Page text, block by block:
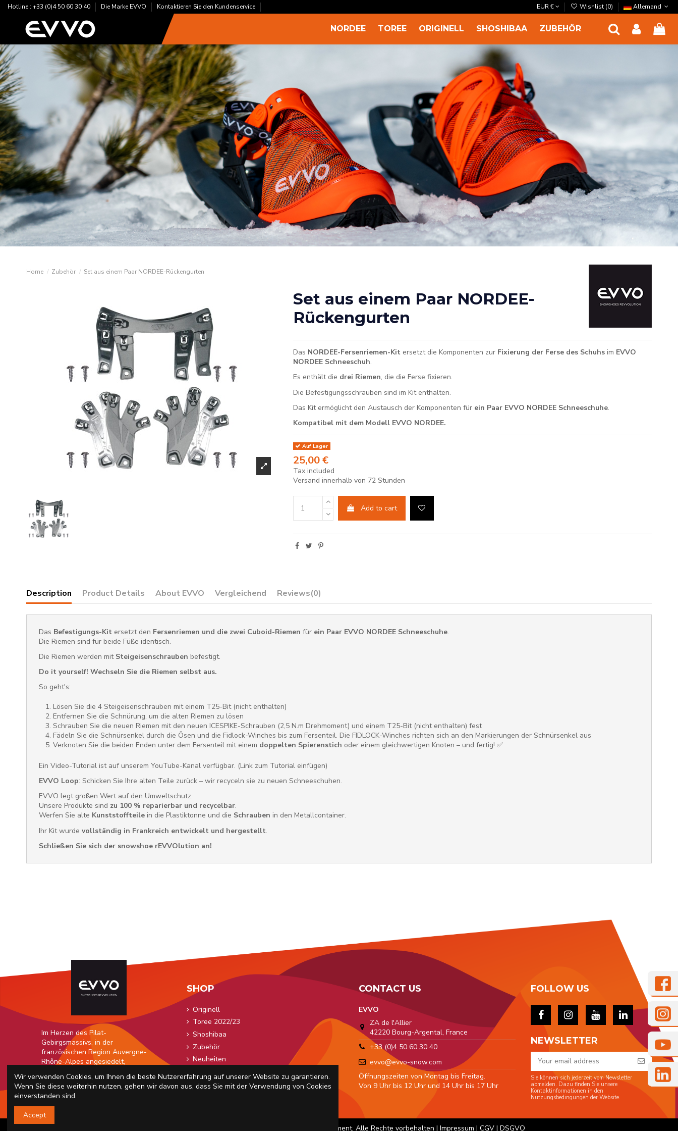
Hotline : +33 (0)4 50 60 30 40 Die Marke EVVO Kontaktieren Sie den Kundenservice EUR € Wishlist (0) Allemand
NORDEE TOREE ORIGINELL SHOSHIBAA ZUBEHÖR
Home Zubehör Set aus einem Paar NORDEE-Rückengurten
Set aus einem Paar NORDEE-
Rückengurten
Das NORDEE-Fersenriemen-Kit ersetzt die Komponenten zur Fixierung der Ferse des Schuhs im EVVO
NORDEE Schneeschuh.
Es enthält die drei Riemen, die die Ferse fixieren.
Die Befestigungsschrauben sind im Kit enthalten.
Das Kit ermöglicht den Austausch der Komponenten für ein Paar EVVO NORDEE Schneeschuhe.
Kompatibel mit dem Modell EVVO NORDEE.
Auf Lager
25,00 €
Tax included
Versand innerhalb von 72 Stunden
Add to cart
Description Product Details About EVVO Vergleichend Reviews(0)
Das Befestigungs-Kit ersetzt den Fersenriemen und die zwei Cuboid-Riemen für ein Paar EVVO NORDEE Schneeschuhe.
Die Riemen sind für beide Füße identisch.
Die Riemen werden mit Steigeisenschrauben befestigt.
Do it yourself! Wechseln Sie die Riemen selbst aus.
So geht's:
Lösen Sie die 4 Steigeisenschrauben mit einem T25-Bit (nicht enthalten)
Entfernen Sie die Schnürung, um die alten Riemen zu lösen
Schrauben Sie die neuen Riemen mit den neuen ICESPIKE-Schrauben (2,5 N.m Drehmoment) und einem T25-Bit (nicht enthalten) fest
Fädeln Sie die Schnürsenkel durch die Ösen und die Fidlock-Winches bis zum Fersenteil. Die FIDLOCK-Winches richten sich an den Markierungen der Schnürsenkel aus
Verknoten Sie die beiden Enden unter dem Fersenteil mit einem doppelten Spierenstich oder einem gleichwertigen Knoten – und fertig! ✅
Ein Video-Tutorial ist auf unserem YouTube-Kanal verfügbar. (Link zum Tutorial einfügen)
EVVO Loop: Schicken Sie Ihre alten Teile zurück – wir recyceln sie zu neuen Schneeschuhen.
EVVO legt großen Wert auf den Umweltschutz.
Unsere Produkte sind zu 100 % reparierbar und recycelbar.
Werfen Sie alte Kunststoffteile in die Plastiktonne und die Schrauben in den Metallcontainer.
Ihr Kit wurde vollständig in Frankreich entwickelt und hergestellt.
Schließen Sie sich der snowshoe rEVVOlution an!
Im Herzen des Pilat-
Gebirgsmassivs, in der
französischen Region Auvergne-
Rhône-Alpes angesiedelt,
Outdoor-Aktivitäten im Winter.
SHOP
Originell
Toree 2022/23
Shoshibaa
Zubehör
Neuheiten
Kontakt & Kontaktdaten
CONTACT US
EVVO
ZA de l'Allier
42220 Bourg-Argental, France
+33 (0)4 50 60 30 40
evvo@evvo-snow.com
Öffnungszeiten von Montag bis Freitag.
Von 9 Uhr bis 12 Uhr und 14 Uhr bis 17 Uhr
FOLLOW US
NEWSLETTER
Sie können sich jederzeit vom Newsletter
abmelden. Dazu finden Sie unsere
Kontaktinformationen in den
Nutzungsbedingungen der Website.
Licom Développement. Alle Rechte vorbehalten | Impressum | CGV| DSGVO
Wir verwenden Cookies, um Ihnen die beste Nutzererfahrung auf unserer Website zu garantieren.
Wenn Sie diese weiterhin nutzen, gehen wir davon aus, dass Sie mit der Verwendung von Cookies
einverstanden sind.
Accept